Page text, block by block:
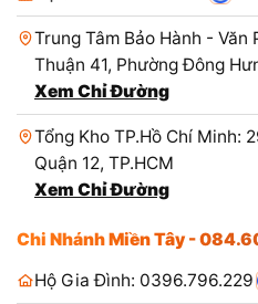
Trung Tâm Bảo Hành -
Thuận 41, Phường Đông
Xem Chỉ Đường
Tổng Kho TP.Hồ Chí Minh:
Quận 12, TP.HCM
Xem Chỉ Đường
Chi Nhánh Miền Tây -
Hộ Gia Đình: 0396.796.229